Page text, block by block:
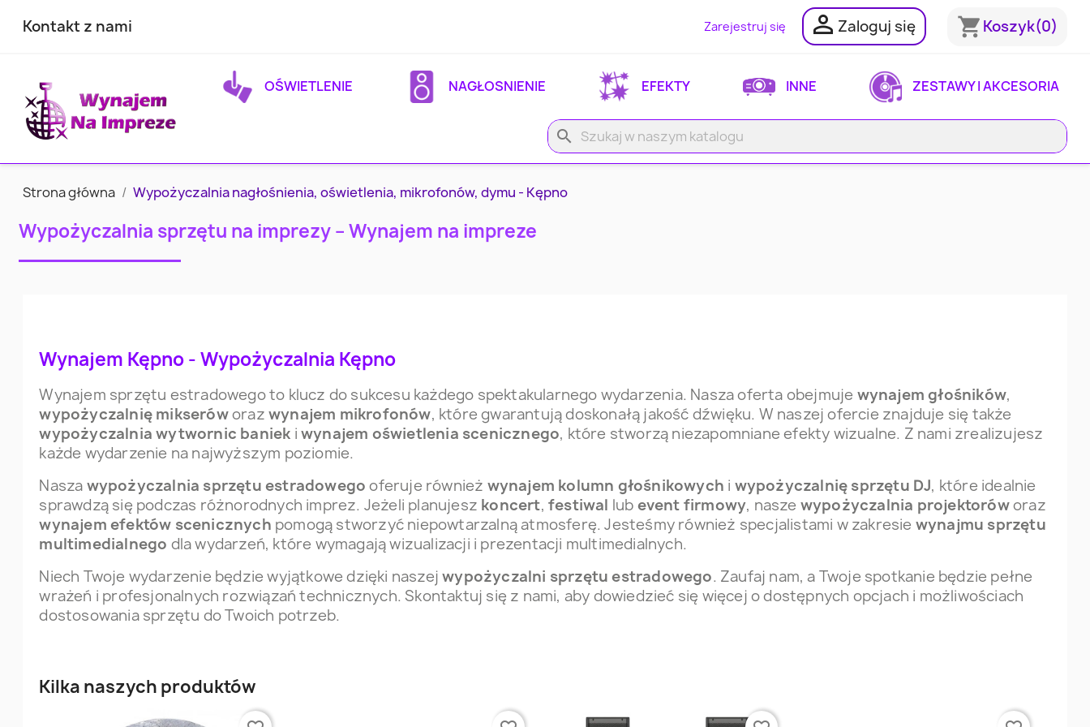
Kontakt z nami Zarejestruj się  Zaloguj się shopping_cart Koszyk(0)
OŚWIETLENIE NAGŁOSNIENIE EFEKTY INNE ZESTAWY I AKCESORIA
search
Strona główna Wypożyczalnia nagłośnienia, oświetlenia, mikrofonów, dymu - Kępno
Wypożyczalnia sprzętu na imprezy – Wynajem na impreze
Wynajem Kępno - Wypożyczalnia Kępno
Wynajem sprzętu estradowego to klucz do sukcesu każdego spektakularnego wydarzenia. Nasza oferta obejmuje wynajem głośników,
wypożyczalnię mikseróworazwynajem mikrofonów, które gwarantują doskonałą jakość dźwięku. W naszej ofercie znajduje się także
wypożyczalnia wytwornic baniek iwynajem oświetlenia scenicznego, które stworzą niezapomniane efekty wizualne. Z nami zrealizujesz
każde wydarzenie na najwyższym poziomie.
Nasza wypożyczalnia sprzętu estradowego oferuje również wynajem kolumn głośnikowych i wypożyczalnię sprzętu DJ, które idealnie
sprawdzą się podczas różnorodnych imprez. Jeżeli planujesz koncert,festiwal lub event firmowy, nasze wypożyczalnia projektoróworaz
wynajem efektów scenicznych pomogą stworzyć niepowtarzalną atmosferę. Jesteśmy również specjalistami w zakresie wynajmu sprzętu
multimedialnego dla wydarzeń, które wymagają wizualizacji i prezentacji multimedialnych.
Niech Twoje wydarzenie będzie wyjątkowe dzięki naszejwypożyczalni sprzętu estradowego. Zaufaj nam, a Twoje spotkanie będzie pełne
wrażeń i profesjonalnych rozwiązań technicznych. Skontaktuj się z nami, aby dowiedzieć się więcej o dostępnych opcjach i możliwościach
dostosowania sprzętu do Twoich potrzeb.
Kilka naszych produktów